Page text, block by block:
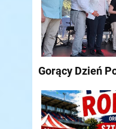
Gorący Dzień